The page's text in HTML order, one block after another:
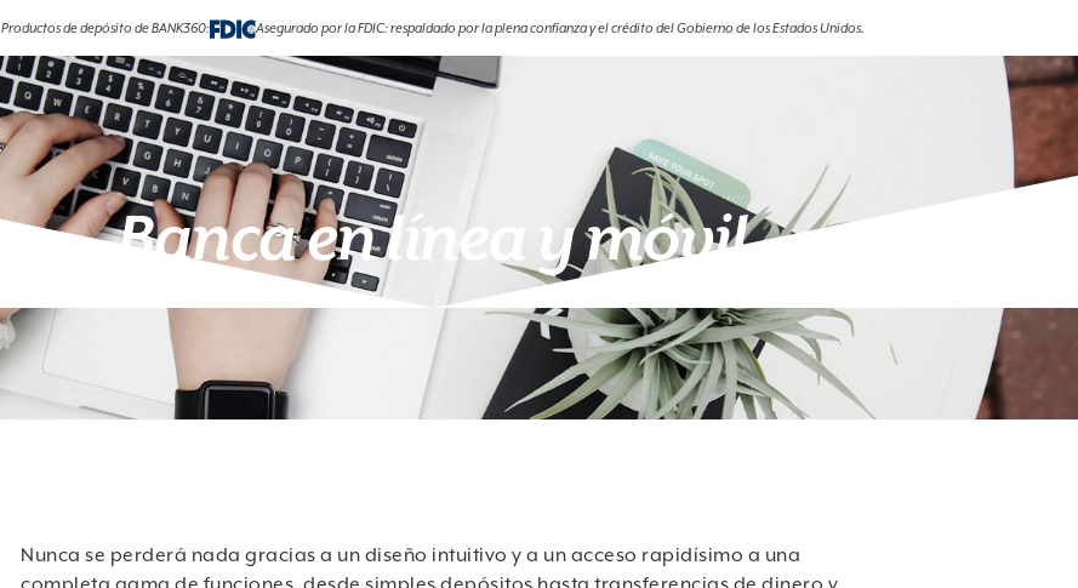
Productos de depósito de BANK360: Asegurado por la FDIC: respaldado por la plena confianza y el crédito del Gobierno de los Estados Unidos.
Banca en línea y móvil
Nunca se perderá nada gracias a un diseño intuitivo y a un acceso rapidísimo a una